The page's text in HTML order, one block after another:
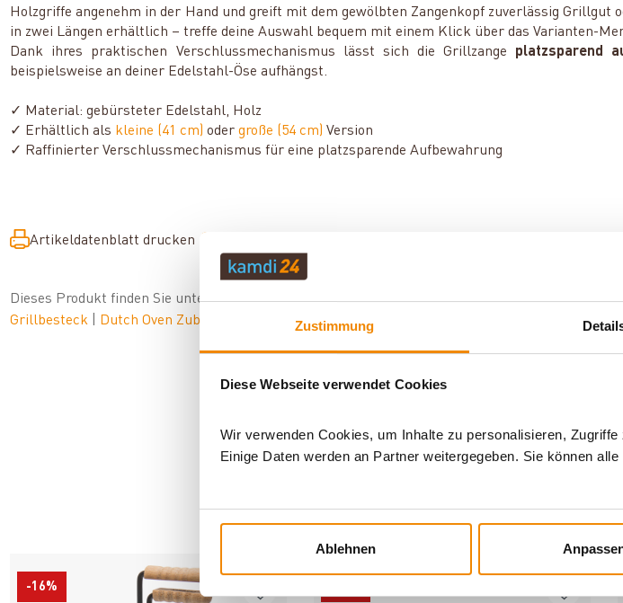
Zustimmung
Diese Webseite verwendet Cookies
Wir verwenden Cookies, um Inhalte zu personalisieren,
Einige Daten werden an Partner weitergegeben. Sie können
Ablehnen
Holzgriffe angenehm in der Hand und greift mit dem gewölbten Zangenkopf zuverlässig Grillgut
in zwei Längen erhältlich – treffe deine Auswahl bequem mit einem Klick über das Varianten-
Dank ihres praktischen Verschlussmechanismus lässt sich die Grillzange platzsparend
beispielsweise an deiner Edelstahl-Öse aufhängst.
✓ Material: gebürsteter Edelstahl, Holz
✓ Erhältlich als kleine (41 cm) odergroße (54 cm) Version
✓ Raffinierter Verschlussmechanismus für eine platzsparende Aufbewahrung
Artikeldatenblatt drucken
Dieses Produkt finden Sie unter:Grillzubehör|Zubehör|Dutch Oven|
Grillbesteck
Dutch Oven Zubehör
ANDERE
-16%